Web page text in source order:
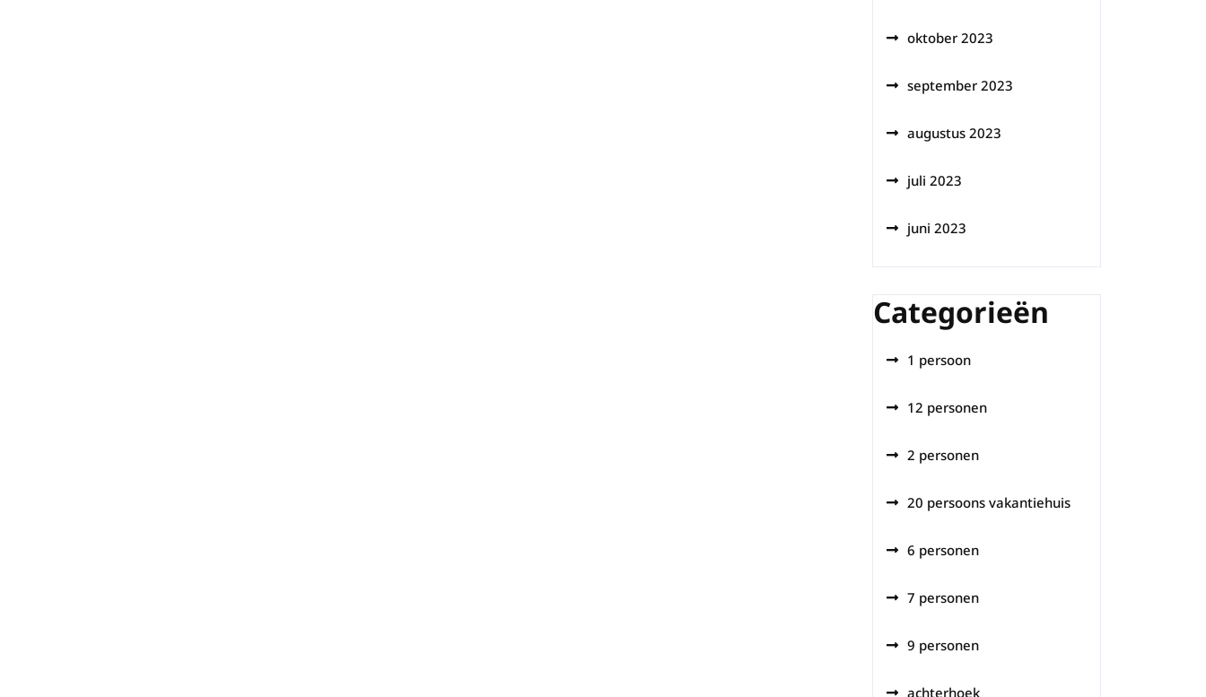
oktober 2023
september 2023
augustus 2023
juli 2023
juni 2023
Categorieën
1 persoon
12 personen
2 personen
20 persoons vakantiehuis
6 personen
7 personen
9 personen
achterhoek